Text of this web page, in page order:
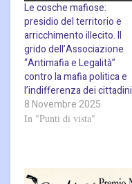
Le cosche mafiose:
presidio del territorio e
arricchimento illecito. Il
grido dell’Associazione
“Antimafia e Legalità”
contro la mafia politica e
l’indifferenza dei cittadini
8 Novembre 2025
In "Punti di vista"